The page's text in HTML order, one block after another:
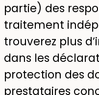
partie) des
traitement
trouverez plus
dans les
protection des
prestataires